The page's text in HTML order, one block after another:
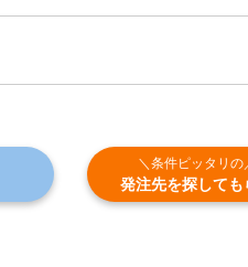
＼条件ピッタリの
発注先を探しても